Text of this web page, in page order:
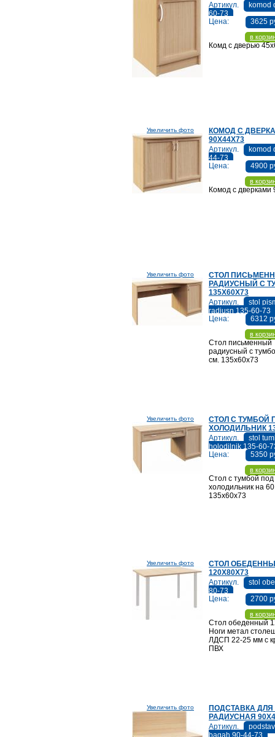
Артикул.
komod
60-73
Цена:
3625
в
Комд с дверью
Увеличить фото
КОМОД С
90Х44Х73
Артикул.
komod
44-73
Цена:
4900
в
Комод с дверками
Увеличить фото
СТОЛ
РАДИУСНЫЙ С
135Х60Х73
Артикул.
stol
radiusn 135-60-73
Цена:
6312
в
Стол письменный
радиусный с
см. 135х60х73
Увеличить фото
СТОЛ С ТУМБОЙ
ХОЛОДИЛЬНИК
Артикул.
stol
holodilnik 135-60-
Цена:
5350
в
Стол с тумбой под
холодильник на
135х60х73
Увеличить фото
СТОЛ
120Х80Х73
Артикул.
stol
80-73
Цена:
2700
в
Стол обеденный
Ноги метал
ЛДСП 22-25 мм с
ПВХ
Увеличить фото
ПОДСТАВКА
РАДИУСНАЯ
Артикул.
bagah 90-44-73